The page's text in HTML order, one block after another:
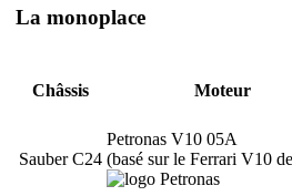
La monoplace
Châssis Moteur
Sauber C24
Petronas V10 05A
(basé sur le Ferrari V10